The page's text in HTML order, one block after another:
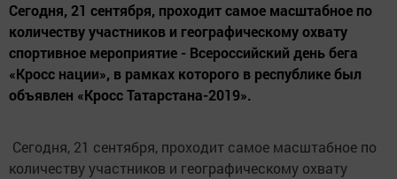
Сегодня, 21 сентября, проходит самое масштабное по
количеству участников и географическому охвату
спортивное мероприятие - Всероссийский день бега
«Кросс нации», в рамках которого в республике был
объявлен «Кросс Татарстана-2019».
Сегодня, 21 сентября, проходит самое масштабное по
количеству участников и географическому охвату